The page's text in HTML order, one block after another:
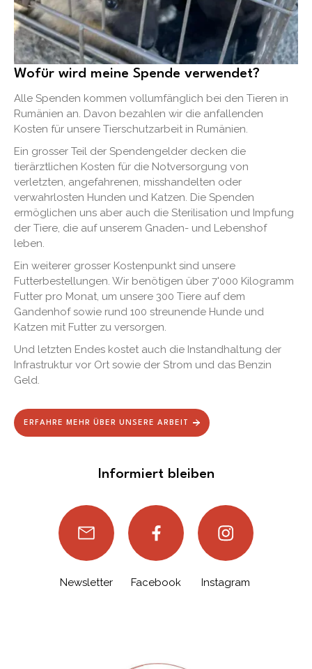
Wofür wird meine Spende verwendet?
Alle Spenden kommen vollumfänglich bei den Tieren in
Rumänien an. Davon bezahlen wir die anfallenden
Kosten für unsere Tierschutzarbeit in Rumänien.
Ein grosser Teil der Spendengelder decken die
tierärztlichen Kosten für die Notversorgung von
verletzten, angefahrenen, misshandelten oder
verwahrlosten Hunden und Katzen. Die Spenden
ermöglichen uns aber auch die Sterilisation und Impfung
der Tiere, die auf unserem Gnaden- und Lebenshof
leben.
Ein weiterer grosser Kostenpunkt sind unsere
Futterbestellungen. Wir benötigen über 7'000 Kilogramm
Futter pro Monat, um unsere 300 Tiere auf dem
Gandenhof sowie rund 100 streunende Hunde und
Katzen mit Futter zu versorgen.
Und letzten Endes kostet auch die Instandhaltung der
Infrastruktur vor Ort sowie der Strom und das Benzin
Geld.
ERFAHRE MEHR ÜBER UNSERE ARBEIT
Informiert bleiben
Newsletter Facebook Instagram